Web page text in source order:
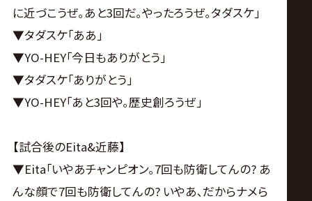
に近づこうぜ｡あと3回だ｡やったろうぜ｡タダスケ｣
▼タダスケ｢ああ｣
▼YO-HEY｢今日もありがとう｣
▼タダスケ｢ありがとう｣
▼YO-HEY｢あと3回や｡歴史創ろうぜ｣
【試合後のEita&近藤】
▼Eita｢いやあチャンピオン｡7回も防衛してんの? あ
んな顔で7回も防衛してんの? いやあ､だからナメら